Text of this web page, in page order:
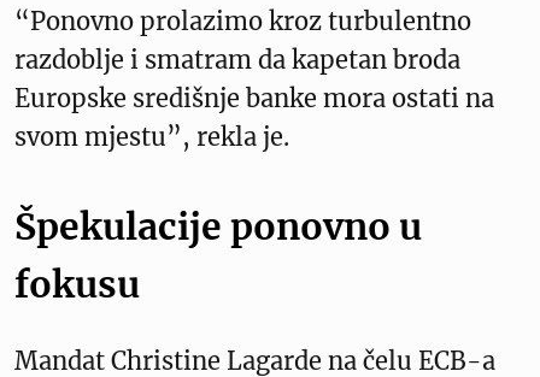
“Ponovno prolazimo kroz turbulentno
razdoblje i smatram da kapetan broda
Europske središnje banke mora ostati na
svom mjestu”, rekla je.
Špekulacije ponovno u
fokusu
Mandat Christine Lagarde na čelu ECB-a